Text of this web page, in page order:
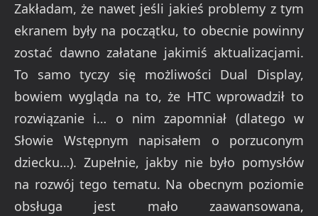
Zakładam, że nawet jeśli jakieś problemy z tym
ekranem były na początku, to obecnie powinny
zostać dawno załatane jakimiś aktualizacjami.
To samo tyczy się możliwości Dual Display,
bowiem wygląda na to, że HTC wprowadził to
rozwiązanie i… o nim zapomniał (dlatego w
Słowie Wstępnym napisałem o porzuconym
dziecku…). Zupełnie, jakby nie było pomysłów
na rozwój tego tematu. Na obecnym poziomie
obsługa jest mało zaawansowana,